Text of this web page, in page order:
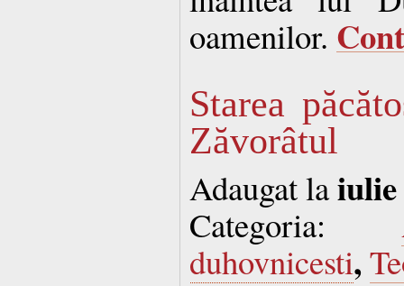
oamenilor.
Starea
Zăvorâtul
Adaugat laiulie
Categoria:
duhovnicesti,